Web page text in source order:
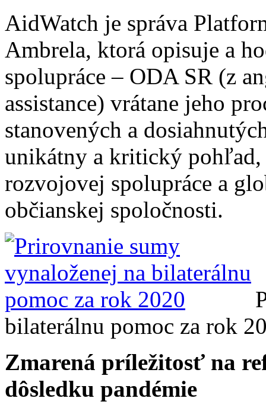
AidWatch je správa
Ambrela, ktorá opisuje a
spolupráce – ODA SR (z
assistance) vrátane jeho
stanovených a
unikátny a kritický pohľad,
rozvojovej spolupráce a
občianskej spoločnosti.
bilaterálnu pomoc za rok
Zmarená príležitosť na
dôsledku pandémie